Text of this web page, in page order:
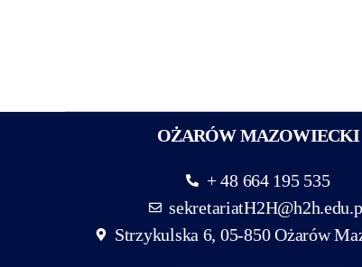
OŻARÓW MAZOWIECKI
+ 48 664 195 535
Strzykulska 6, 05-850 Ożarów